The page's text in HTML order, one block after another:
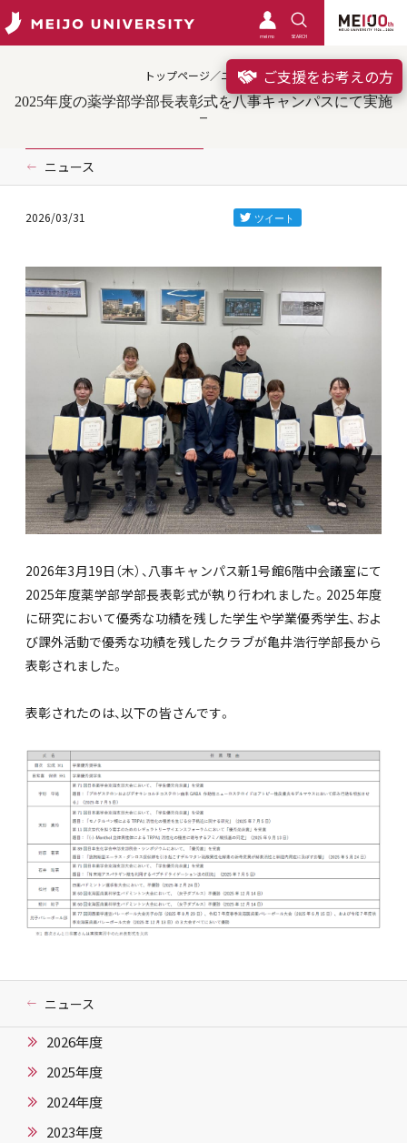
meimo SEARCH
ご支援をお考えの方
トップページ／ニュース
2025年度の薬学部学部長表彰式を八事キャンパスにて実施
ニュース
2026/03/31
2026年3月19日（木）、八事キャンパス新1号館6階中会議室にて
2025年度薬学部学部長表彰式が執り行われました。2025年度
に研究において優秀な功績を残した学生や学業優秀学生、およ
び課外活動で優秀な功績を残したクラブが亀井浩行学部長から
表彰されました。
表彰されたのは、以下の皆さんです。
ニュース
2026年度
2025年度
2024年度
2023年度